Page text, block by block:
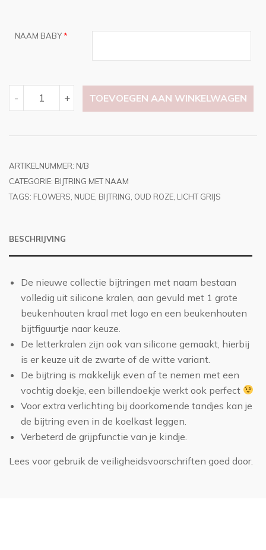
NAAM BABY *
-
OUD
|
AANTAL
+ TOEVOEGEN AAN WINKELWAGEN
ARTIKELNUMMER: N/B
CATEGORIE: BIJTRING MET NAAM
TAGS: FLOWERS NUDE BIJTRING OUD ROZE LICHT GRIJS
BESCHRIJVING
De nieuwe collectie bijtringen met naam bestaan
volledig uit silicone kralen, aan gevuld met 1 grote
beukenhouten kraal met logo en een beukenhouten
bijtfiguurtje naar keuze.
De letterkralen zijn ook van silicone gemaakt, hierbij
is er keuze uit de zwarte of de witte variant.
De bijtring is makkelijk even af te nemen met een
vochtig doekje, een billendoekje werkt ook perfect
Voor extra verlichting bij doorkomende tandjes kan je
de bijtring even in de koelkast leggen.
Verbeterd de grijpfunctie van je kindje.
Lees voor gebruik de veiligheidsvoorschriften goed door.